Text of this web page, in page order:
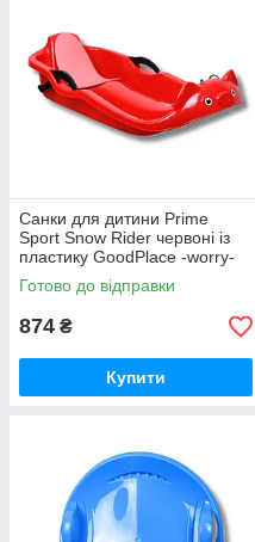
Санки для дитини Prime
Sport Snow Rider червоні із
пластику GoodPlace -worry-
free-shopping-
Готово до відправки
874 ₴
Купити